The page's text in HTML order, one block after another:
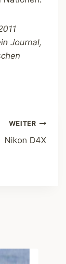
Journal,
WEITER
Nikon D4X